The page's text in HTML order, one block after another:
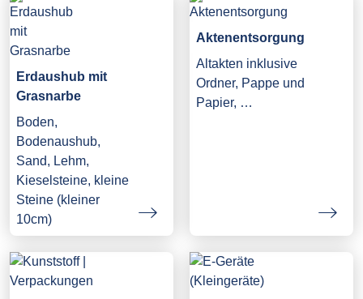
Erdaushub mit
Grasnarbe
Boden,
Bodenaushub,
Sand, Lehm,
Kieselsteine, kleine
Steine (kleiner
10cm)
Aktenentsorgung
Altakten inklusive
Ordner, Pappe und
Papier, …